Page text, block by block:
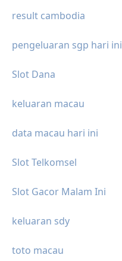
result cambodia
pengeluaran sgp hari ini
Slot Dana
keluaran macau
data macau hari ini
Slot Telkomsel
Slot Gacor Malam Ini
keluaran sdy
toto macau